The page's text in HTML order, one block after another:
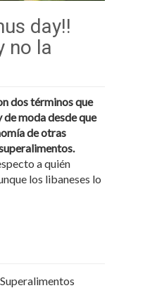
day!!
no la
dos términos que
de moda desde que
de otras
a quién
los libaneses lo
Superalimentos